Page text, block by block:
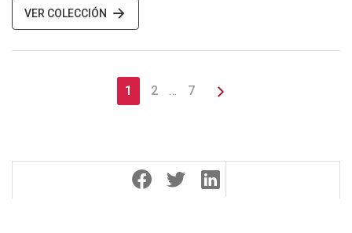
VER COLECCIÓN
1 2 … 7